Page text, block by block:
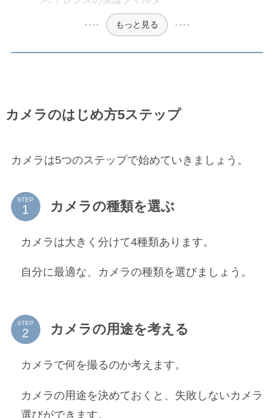
もっと見る
カメラのはじめ方5ステップ
カメラは5つのステップで始めていきましょう。
STEP カメラの種類を選ぶ
カメラは大きく分けて4種類あります。
自分に最適な、カメラの種類を選びましょう。
STEP カメラの用途を考える
カメラで何を撮るのか考えます。
カメラの用途を決めておくと、失敗しないカメラ
選びができます。